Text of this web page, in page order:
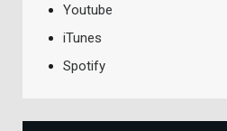
Youtube
iTunes
Spotify